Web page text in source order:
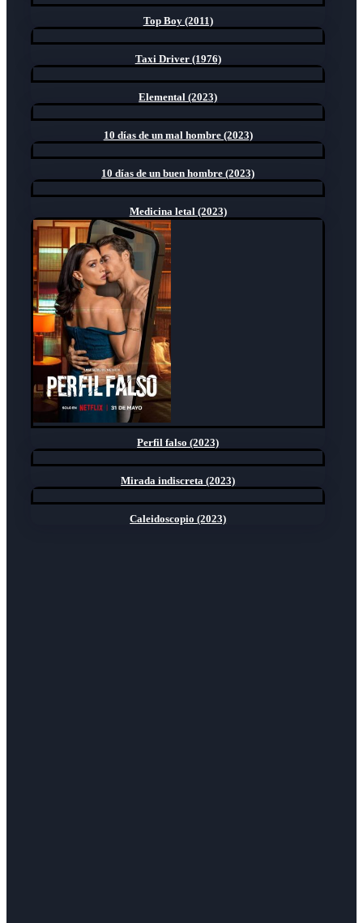
Top Boy (2011)
Taxi Driver (1976)
Elemental (2023)
10 días de un mal hombre (2023)
10 días de un buen hombre (2023)
Medicina letal (2023)
Perfil falso (2023)
Mirada indiscreta (2023)
Caleidoscopio (2023)